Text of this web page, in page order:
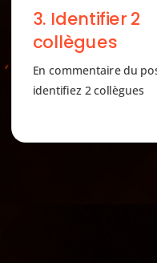
3. Identifier 2
collègues
En commentaire du
identifiez 2 collègues